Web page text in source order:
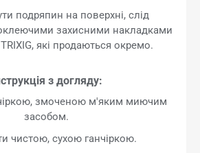
подряпин на поверхні, слід
захисними накладками
які продаються окремо.
з догляду:
змоченою м'яким миючим
засобом.
чистою, сухою ганчіркою.